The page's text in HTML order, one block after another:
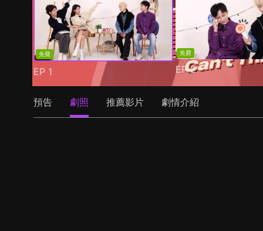
免費
EP 1
免費
EP2
預告 劇照 推薦影片 劇情介紹